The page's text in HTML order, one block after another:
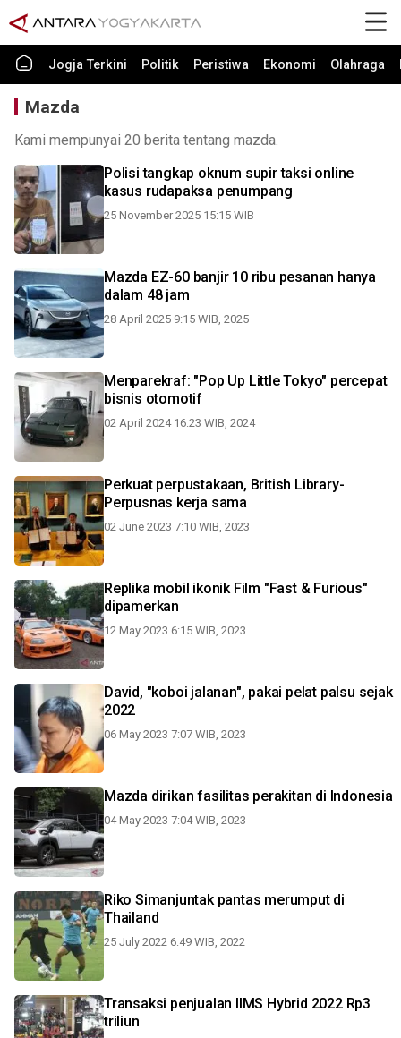
Jogja Terkini Politik Peristiwa Ekonomi Olahraga
Mazda
Kami mempunyai 20 berita tentang mazda.
Polisi tangkap oknum supir taksi online
kasus rudapaksa penumpang
25 November 2025 15:15 WIB
Mazda EZ-60 banjir 10 ribu pesanan hanya
dalam 48 jam
28 April 2025 9:15 WIB, 2025
Menparekraf: "Pop Up Little Tokyo" percepat
bisnis otomotif
02 April 2024 16:23 WIB, 2024
Perkuat perpustakaan, British Library-
Perpusnas kerja sama
02 June 2023 7:10 WIB, 2023
Replika mobil ikonik Film "Fast & Furious"
dipamerkan
12 May 2023 6:15 WIB, 2023
David, "koboi jalanan", pakai pelat palsu sejak
2022
06 May 2023 7:07 WIB, 2023
Mazda dirikan fasilitas perakitan di Indonesia
04 May 2023 7:04 WIB, 2023
Riko Simanjuntak pantas merumput di
Thailand
25 July 2022 6:49 WIB, 2022
Transaksi penjualan IIMS Hybrid 2022 Rp3
triliun